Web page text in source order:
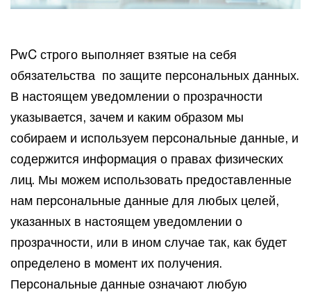
PwC строго выполняет взятые на себя
обязательства по защите персональных данных.
В настоящем уведомлении о прозрачности
указывается, зачем и каким образом мы
собираем и используем персональные данные, и
содержится информация о правах физических
лиц. Мы можем использовать предоставленные
нам персональные данные для любых целей,
указанных в настоящем уведомлении о
прозрачности, или в ином случае так, как будет
определено в момент их получения.
Персональные данные означают любую